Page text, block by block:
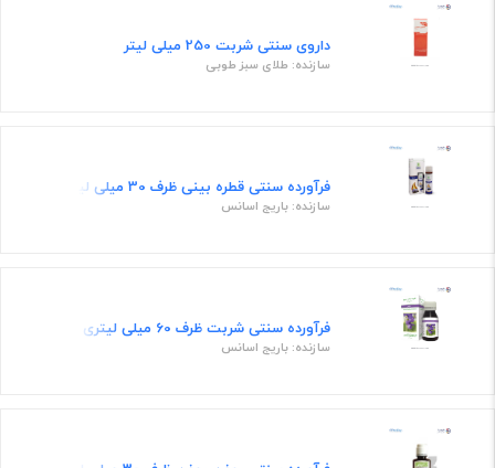
داروی سنتی شربت 250 میلی لیتر
سازنده: طلای سبز طوبی
فرآورده سنتی قطره بینی ظرف 30 میلی لیتری
سازنده: باریج اسانس
فرآورده سنتی شربت ظرف 60 میلی لیتری
سازنده: باریج اسانس